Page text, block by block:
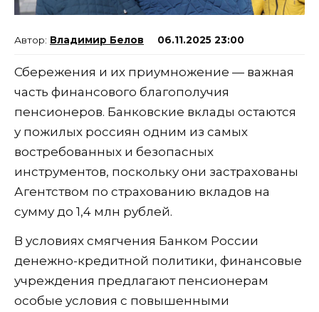
Владимир Белов 06.11.2025 23:00
Сбережения и их приумножение — важная
часть финансового благополучия
пенсионеров. Банковские вклады остаются
у пожилых россиян одним из самых
востребованных и безопасных
инструментов, поскольку они застрахованы
Агентством по страхованию вкладов на
сумму до 1,4 млн рублей.
В условиях смягчения Банком России
денежно-кредитной политики, финансовые
учреждения предлагают пенсионерам
особые условия с повышенными